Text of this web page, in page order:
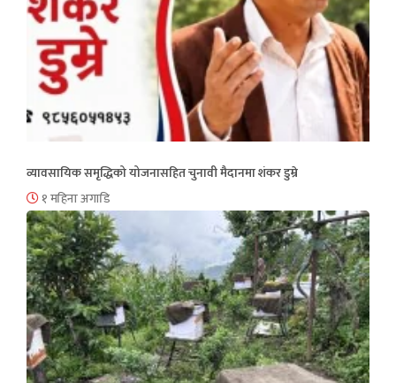
व्यावसायिक समृद्धिको योजनासहित चुनावी मैदानमा शंकर डुम्रे
१ महिना अगाडि